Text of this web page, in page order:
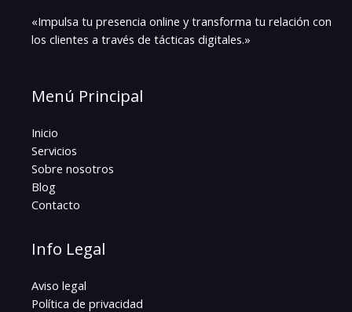
«Impulsa tu presencia online y transforma tu relación con
los clientes a través de tácticas digitales.»
Menú Principal
Inicio
Servicios
Sobre nosotros
Blog
Contacto
Info Legal
Aviso legal
Política de privacidad